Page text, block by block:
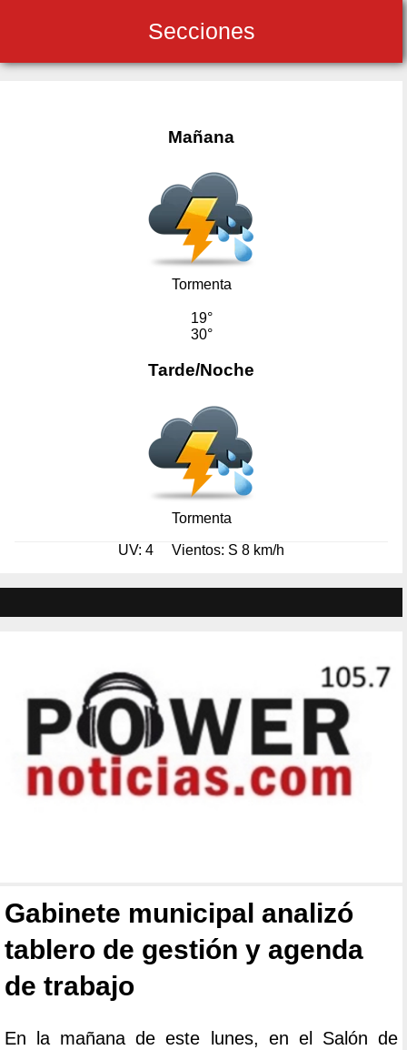
Secciones
Mañana
Tormenta
19°
30°
Tarde/Noche
Tormenta
UV: 4 Vientos: S 8 km/h
Gabinete municipal analizó
tablero de gestión y agenda
de trabajo
En la mañana de este lunes, en el Salón de